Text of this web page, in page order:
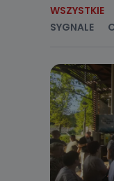
WSZYSTKIE
SYGNALE